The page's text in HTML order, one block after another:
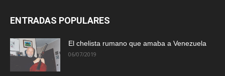
ENTRADAS POPULARES
El chelista rumano que amaba a Venezuela
06/07/2019